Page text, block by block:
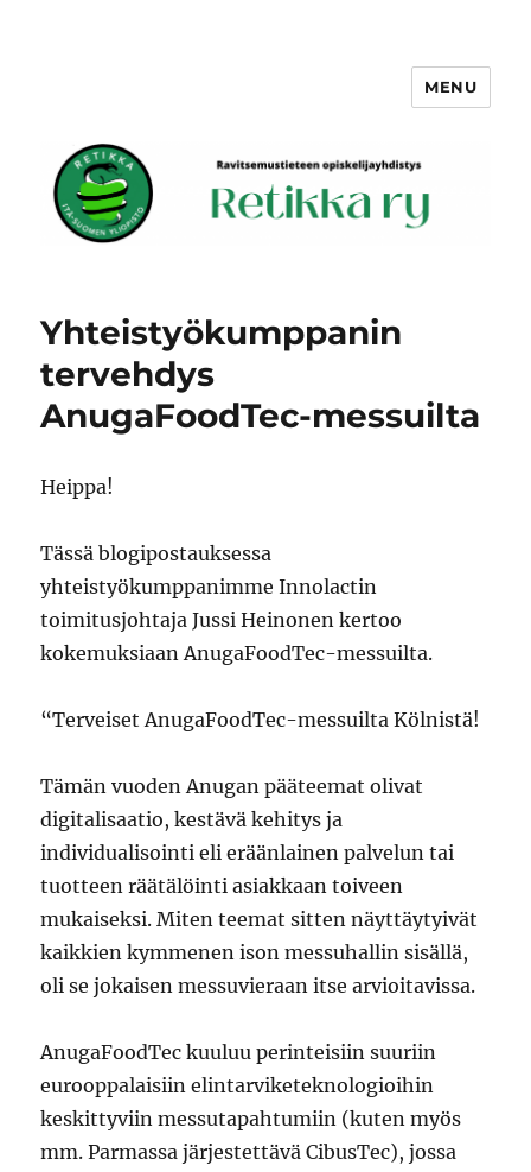
MENU
Yhteistyökumppanin
tervehdys
AnugaFoodTec-messuilta
Heippa!
Tässä blogipostauksessa
yhteistyökumppanimme Innolactin
toimitusjohtaja Jussi Heinonen kertoo
kokemuksiaan AnugaFoodTec-messuilta.
“Terveiset AnugaFoodTec-messuilta Kölnistä!
Tämän vuoden Anugan pääteemat olivat
digitalisaatio, kestävä kehitys ja
individualisointi eli eräänlainen palvelun tai
tuotteen räätälöinti asiakkaan toiveen
mukaiseksi. Miten teemat sitten näyttäytyivät
kaikkien kymmenen ison messuhallin sisällä,
oli se jokaisen messuvieraan itse arvioitavissa.
AnugaFoodTec kuuluu perinteisiin suuriin
eurooppalaisiin elintarviketeknologioihin
keskittyviin messutapahtumiin (kuten myös
mm. Parmassa järjestettävä CibusTec), jossa